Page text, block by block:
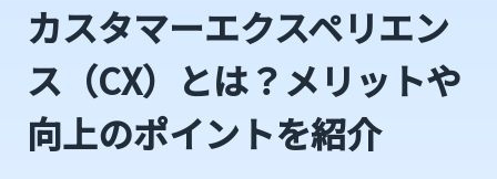
カスタマーエクスペリエン
ス（CX）とは？メリットや
向上のポイントを紹介